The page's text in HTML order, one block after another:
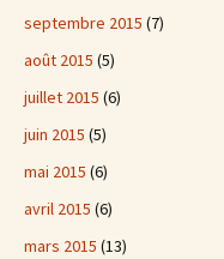
septembre 2015 (7)
août 2015 (5)
juillet 2015 (6)
juin 2015 (5)
mai 2015 (6)
avril 2015 (6)
mars 2015 (13)